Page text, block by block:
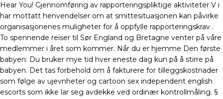
Hear You! Gjennomføring av rapporteringspliktige aktiviteter V i
har mottatt henvendelser om at smittesituasjonen kan påvirke
organisasjonenes muligheter for å oppfylle rapporteringskrav .
To spennende reiser til Sør England og Bretagne venter på våre
medlemmer i året som kommer. Når du er hjemme Den første
babyen: Du bruker mye tid hver eneste dag kun på å stirre på
babyen. Det tas forbehold om å fakturere for tilleggskostnader
som følge av ujevnheter og cartoon sex independent english
escorts som ikke lar seg avdekke ved ordinær kontrollmåling. §